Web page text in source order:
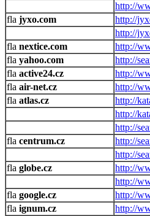
http://
jyxo.com
http://
http://
nextice.com
http://
yahoo.com
http://
active24.cz
http://
air-net.cz
http://
atlas.cz
http://
http://
http://
centrum.cz
http://
http://
globe.cz
http://
http://
google.cz
http://
ignum.cz
http://